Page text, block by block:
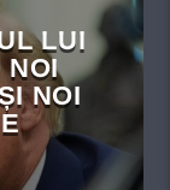
LUI
NOI
NOI